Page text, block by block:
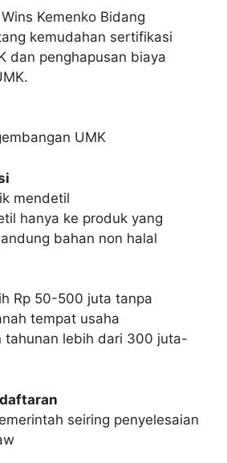
Kemenko Bidang
kemudahan sertifikasi
dan penghapusan biaya
UMK
mendetil
hanya ke produk yang
bahan non halal
Rp 50-500 juta tanpa
tempat usaha
tahunan lebih dari 300 juta-
seiring penyelesaian